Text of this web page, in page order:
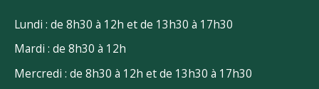
Lundi : de 8h30 à 12h et de 13h30 à 17h30
Mardi : de 8h30 à 12h
Mercredi : de 8h30 à 12h et de 13h30 à 17h30